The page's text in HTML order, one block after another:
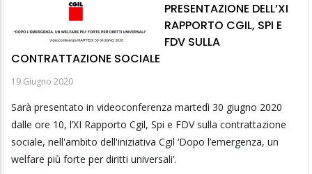
PRESENTAZIONE DELL’XI
RAPPORTO CGIL, SPI E
FDV SULLA
CONTRATTAZIONE SOCIALE
19 Giugno 2020
Sarà presentato in videoconferenza martedì 30 giugno 2020
dalle ore 10, l’XI Rapporto Cgil, Spi e FDV sulla contrattazione
sociale, nell'ambito dell'iniziativa Cgil ‘Dopo l’emergenza, un
welfare più forte per diritti universali’.